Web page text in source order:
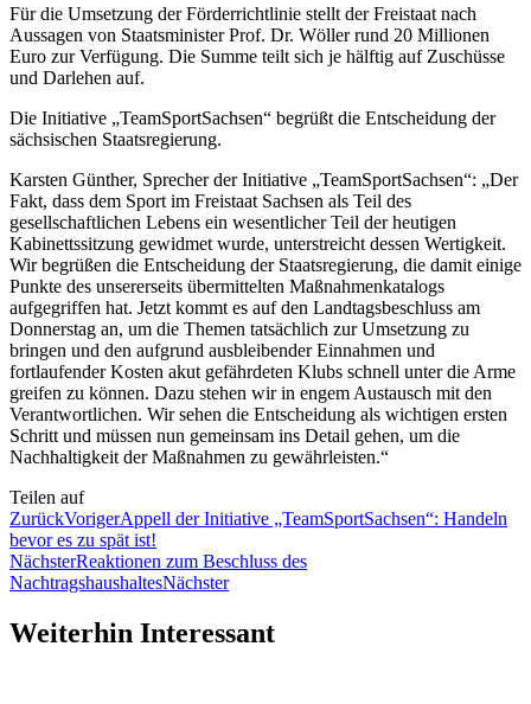
Für die Umsetzung der Förderrichtlinie stellt der Freistaat nach
Aussagen von Staatsminister Prof. Dr. Wöller rund 20 Millionen
Euro zur Verfügung. Die Summe teilt sich je hälftig auf Zuschüsse
und Darlehen auf.
Die Initiative „TeamSportSachsen“ begrüßt die Entscheidung der
sächsischen Staatsregierung.
Karsten Günther, Sprecher der Initiative „TeamSportSachsen“: „Der
Fakt, dass dem Sport im Freistaat Sachsen als Teil des
gesellschaftlichen Lebens ein wesentlicher Teil der heutigen
Kabinettssitzung gewidmet wurde, unterstreicht dessen Wertigkeit.
Wir begrüßen die Entscheidung der Staatsregierung, die damit einige
Punkte des unsererseits übermittelten Maßnahmenkatalogs
aufgegriffen hat. Jetzt kommt es auf den Landtagsbeschluss am
Donnerstag an, um die Themen tatsächlich zur Umsetzung zu
bringen und den aufgrund ausbleibender Einnahmen und
fortlaufender Kosten akut gefährdeten Klubs schnell unter die Arme
greifen zu können. Dazu stehen wir in engem Austausch mit den
Verantwortlichen. Wir sehen die Entscheidung als wichtigen ersten
Schritt und müssen nun gemeinsam ins Detail gehen, um die
Nachhaltigkeit der Maßnahmen zu gewährleisten.“
Teilen auf
ZurückVorigerAppell der Initiative „TeamSportSachsen“: Handeln
bevor es zu spät ist!
NächsterReaktionen zum Beschluss des
NachtragshaushaltesNächster
Weiterhin Interessant